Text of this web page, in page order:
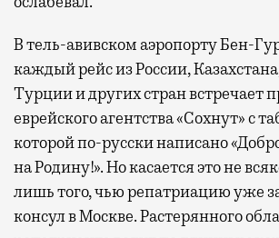
В тель-авивском аэропорту Бен-
каждый рейс из России,
Турции и других стран встречает
еврейского агентства «Сохнут» с
которой по-русски написано
на Родину!». Но касается это не
лишь того, чью репатриацию уже
консул в Москве. Растерянного